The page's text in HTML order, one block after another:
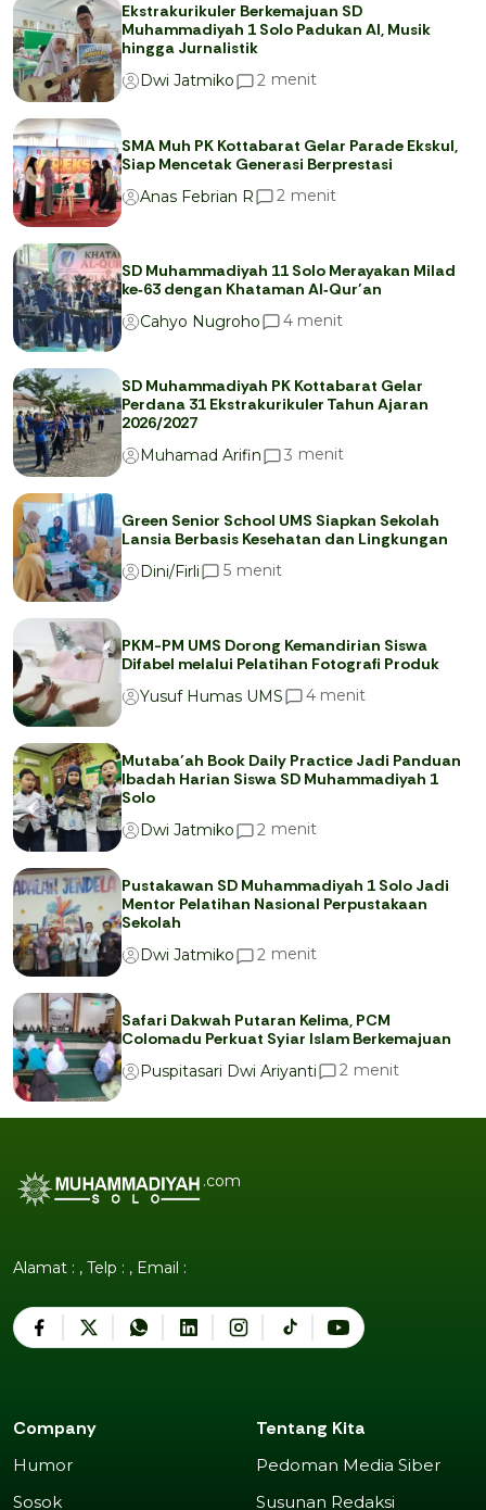
Ekstrakurikuler Berkemajuan SD
Muhammadiyah 1 Solo Padukan AI, Musik
hingga Jurnalistik
Dwi Jatmiko
2 menit
SMA Muh PK Kottabarat Gelar Parade Ekskul,
Siap Mencetak Generasi Berprestasi
Anas Febrian R
2 menit
SD Muhammadiyah 11 Solo Merayakan Milad
ke‑63 dengan Khataman Al‑Qur’an
Cahyo Nugroho
4 menit
SD Muhammadiyah PK Kottabarat Gelar
Perdana 31 Ekstrakurikuler Tahun Ajaran
2026/2027
Muhamad Arifin
3 menit
Green Senior School UMS Siapkan Sekolah
Lansia Berbasis Kesehatan dan Lingkungan
Dini/Firli
5 menit
PKM-PM UMS Dorong Kemandirian Siswa
Difabel melalui Pelatihan Fotografi Produk
Yusuf Humas UMS
4 menit
Mutaba’ah Book Daily Practice Jadi Panduan
Ibadah Harian Siswa SD Muhammadiyah 1
Solo
Dwi Jatmiko
2 menit
Pustakawan SD Muhammadiyah 1 Solo Jadi
Mentor Pelatihan Nasional Perpustakaan
Sekolah
Dwi Jatmiko
2 menit
Safari Dakwah Putaran Kelima, PCM
Colomadu Perkuat Syiar Islam Berkemajuan
Puspitasari Dwi Ariyanti
2 menit
.com
Alamat : , Telp : , Email :
Company
Humor
Sosok
Tentang Kita
Pedoman Media Siber
Susunan Redaksi